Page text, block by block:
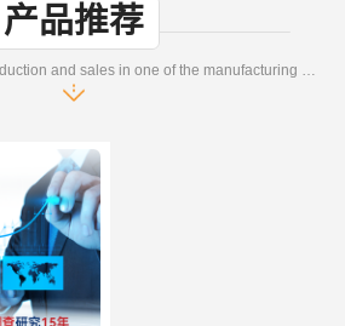
产品推荐
Development, design, production and sales in one of the manufacturing enterprises